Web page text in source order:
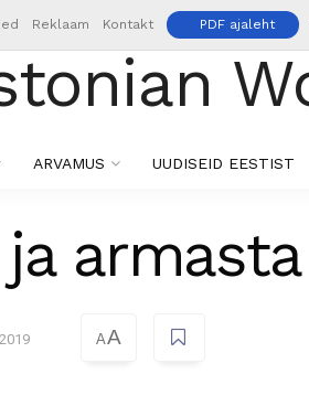
Reklaam Kontakt PDF ajaleht
ARVAMUS UUDISEID EESTIST
armasta
AA